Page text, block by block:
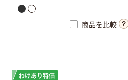
商品を比較
わけあり特価